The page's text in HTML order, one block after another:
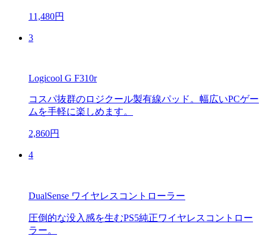
11,480円
3
Logicool G F310r
コスパ抜群のロジクール製有線パッド。幅広いPCゲー
ムを手軽に楽しめます。
2,860円
4
DualSense ワイヤレスコントローラー
圧倒的な没入感を生むPS5純正ワイヤレスコントロー
ラー。